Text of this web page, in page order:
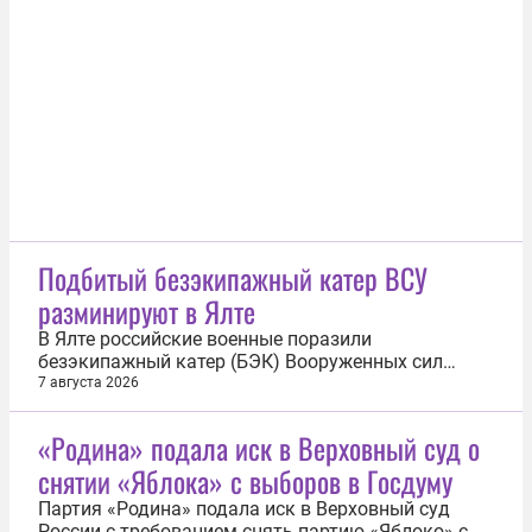
Подбитый безэкипажный катер ВСУ
разминируют в Ялте
В Ялте российские военные поразили
безэкипажный катер (БЭК) Вооруженных сил
Украины (ВСУ), сейчас его разминируют. Об этом
сообщил 7 августа советник главы Крыма Олег
разминированию безэкипажного катера. Просим
всех жителей и гостей города срочно покинуть...
7 августа 2026
«Родина» подала иск в Верховный суд о
снятии «Яблока» с выборов в Госдуму
Партия «Родина» подала иск в Верховный суд